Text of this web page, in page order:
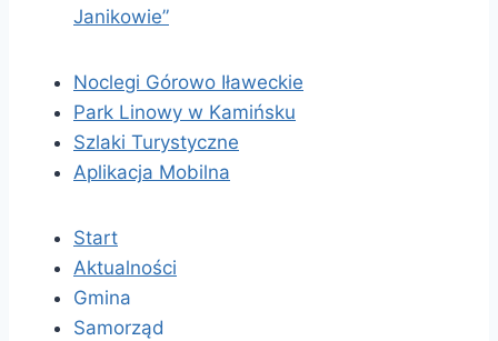
Janikowie”
Noclegi Górowo Iławeckie
Park Linowy w Kamińsku
Szlaki Turystyczne
Aplikacja Mobilna
Start
Aktualności
Gmina
Samorząd